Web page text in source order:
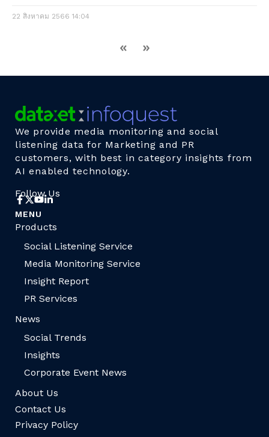
22 สิงหาคม 2566 14:04
« »
We provide media monitoring and social
listening data for Marketing and PR
customers, with best in category insights from
AI enabled technology.
Follow Us
MENU
Products
Social Listening Service
Media Monitoring Service
Insight Report
PR Services
News
Social Trends
Insights
Corporate Event News
About Us
Contact Us
Privacy Policy